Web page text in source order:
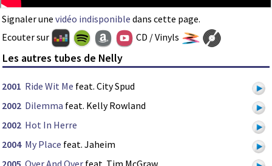
Signaler une vidéo indisponible dans cette page.
Ecouter sur
CD / Vinyls
Les autres tubes de Nelly
2001 Ride Wit Me feat. City Spud
2002 Dilemma feat. Kelly Rowland
2002 Hot In Herre
2004 My Place feat. Jaheim